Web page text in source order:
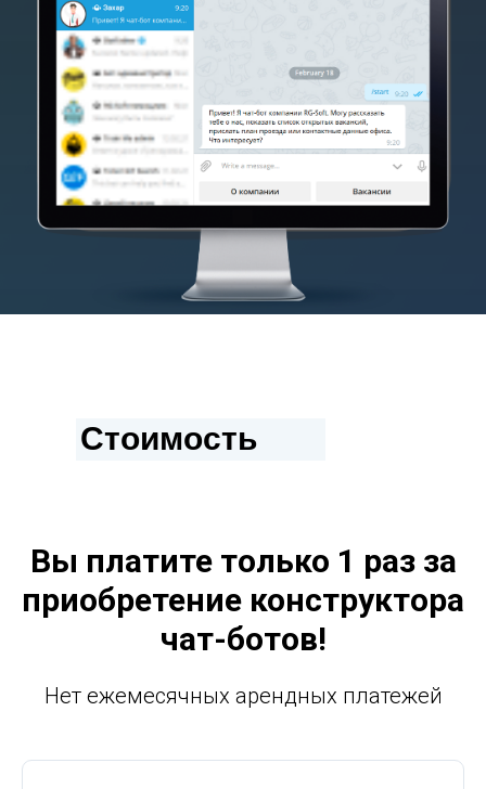
Стоимость
Вы платите только 1 раз за
приобретение конструктора
чат-ботов!
Нет ежемесячных арендных платежей